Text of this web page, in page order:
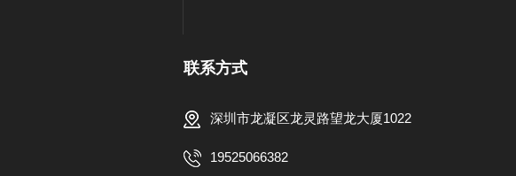
联系方式
深圳市龙凝区龙灵路望龙大厦1022
19525066382